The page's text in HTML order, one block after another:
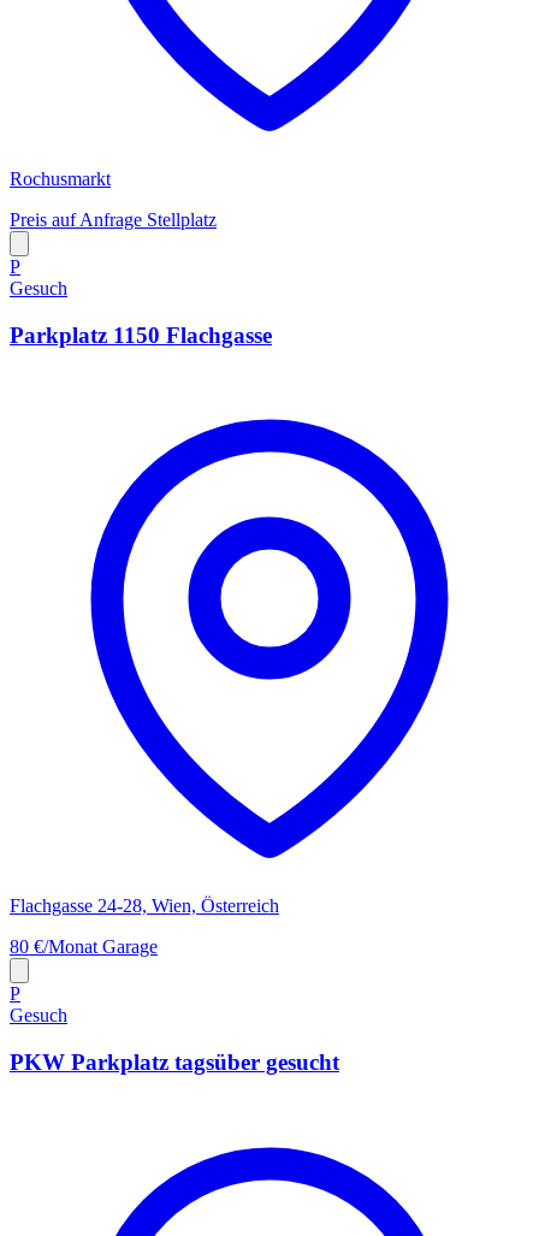
Rochusmarkt
Preis auf Anfrage Stellplatz
P
Gesuch
Parkplatz 1150 Flachgasse
Flachgasse 24-28, Wien, Österreich
80 €/Monat Garage
P
Gesuch
PKW Parkplatz tagsüber gesucht